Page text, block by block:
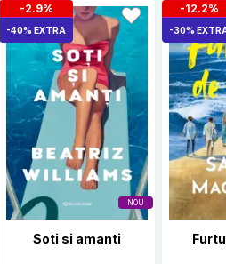
NOU
-2.9%
-40% EXTRA
Soti si amanti
-12.2%
-30%